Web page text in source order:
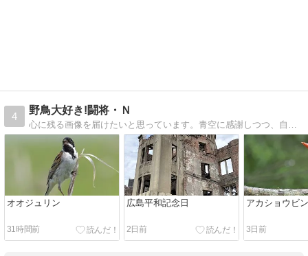
4
野鳥大好き!闘将・Ｎ
オオジュリン
31時間前
広島平和記念日
2日前
アカショウビン
3日前